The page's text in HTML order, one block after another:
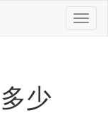
切
換
少